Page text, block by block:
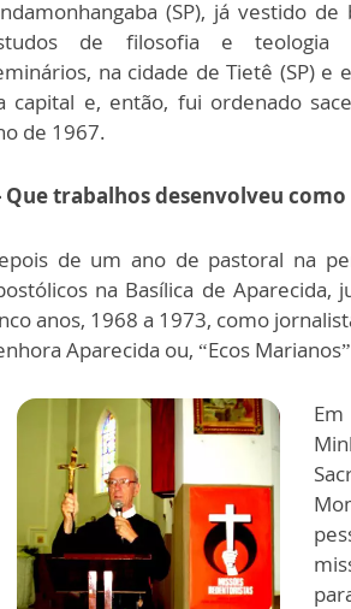
(SP), já vestido
de filosofia e teologia
na cidade de Tietê (SP) e
capital e, então, fui ordenado
de 1967.
Que trabalhos desenvolveu
de um ano de pastoral na
na Basílica de
anos, 1968 a 1973, como
Aparecida ou, “Ecos